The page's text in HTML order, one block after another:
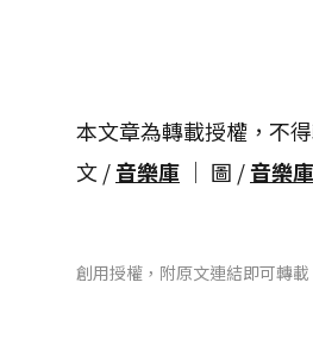
本文章為轉載授權，不得
文 /音樂庫 │ 圖 /音樂庫
創用授權，附原文連結即可轉載